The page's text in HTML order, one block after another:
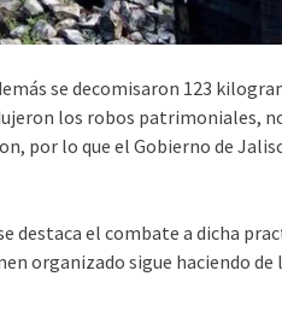
se decomisaron 123
los robos patrimoniales,
por lo que el Gobierno de
destaca el combate a dicha
organizado sigue haciendo de